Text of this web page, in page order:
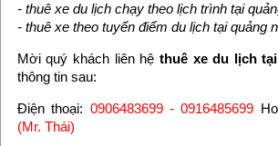
- thuê xe du lịch chạy theo lịch trình tại
- thuê xe theo tuyến điểm du lịch tại quảng
Mời quý khách liên hệ thuê xe du lịch
thông tin sau:
Điện thoại: 0906483699 - 0916485699
(Mr. Thái)